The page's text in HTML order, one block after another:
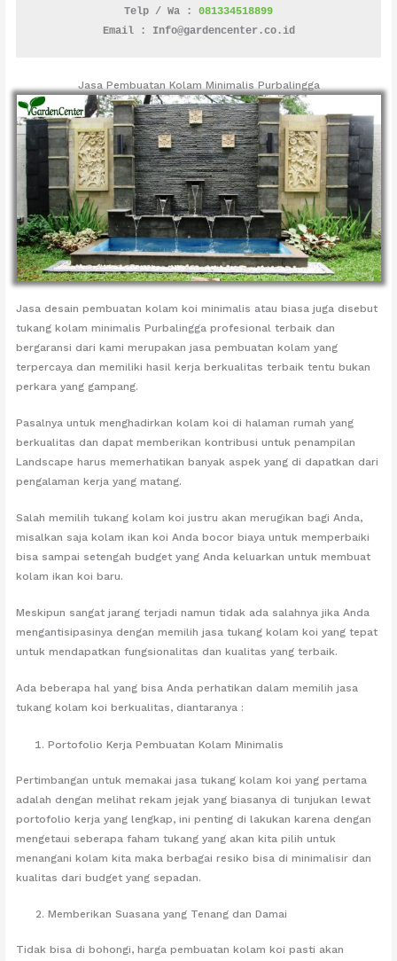
Telp / Wa : 081334518899
Email : Info@gardencenter.co.id
Jasa Pembuatan Kolam Minimalis Purbalingga
Jasa desain pembuatan kolam koi minimalis atau biasa juga disebut
tukang kolam minimalis Purbalingga profesional terbaik dan
bergaransi dari kami merupakan jasa pembuatan kolam yang
terpercaya dan memiliki hasil kerja berkualitas terbaik tentu bukan
perkara yang gampang.
Pasalnya untuk menghadirkan kolam koi di halaman rumah yang
berkualitas dan dapat memberikan kontribusi untuk penampilan
Landscape harus memerhatikan banyak aspek yang di dapatkan dari
pengalaman kerja yang matang.
Salah memilih tukang kolam koi justru akan merugikan bagi Anda,
misalkan saja kolam ikan koi Anda bocor biaya untuk memperbaiki
bisa sampai setengah budget yang Anda keluarkan untuk membuat
kolam ikan koi baru.
Meskipun sangat jarang terjadi namun tidak ada salahnya jika Anda
mengantisipasinya dengan memilih jasa tukang kolam koi yang tepat
untuk mendapatkan fungsionalitas dan kualitas yang terbaik.
Ada beberapa hal yang bisa Anda perhatikan dalam memilih jasa
tukang kolam koi berkualitas, diantaranya :
Portofolio Kerja Pembuatan Kolam Minimalis
Pertimbangan untuk memakai jasa tukang kolam koi yang pertama
adalah dengan melihat rekam jejak yang biasanya di tunjukan lewat
portofolio kerja yang lengkap, ini penting di lakukan karena dengan
mengetaui seberapa faham tukang yang akan kita pilih untuk
menangani kolam kita maka berbagai resiko bisa di minimalisir dan
kualitas dari budget yang sepadan.
Memberikan Suasana yang Tenang dan Damai
Tidak bisa di bohongi, harga pembuatan kolam koi pasti akan